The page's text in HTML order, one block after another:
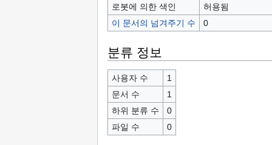
로봇에 의한 색인
허용됨
이 문서의 넘겨주기 수
0
분류 정보
사용자 수
1
문서 수
1
하위 분류 수
0
파일 수
0